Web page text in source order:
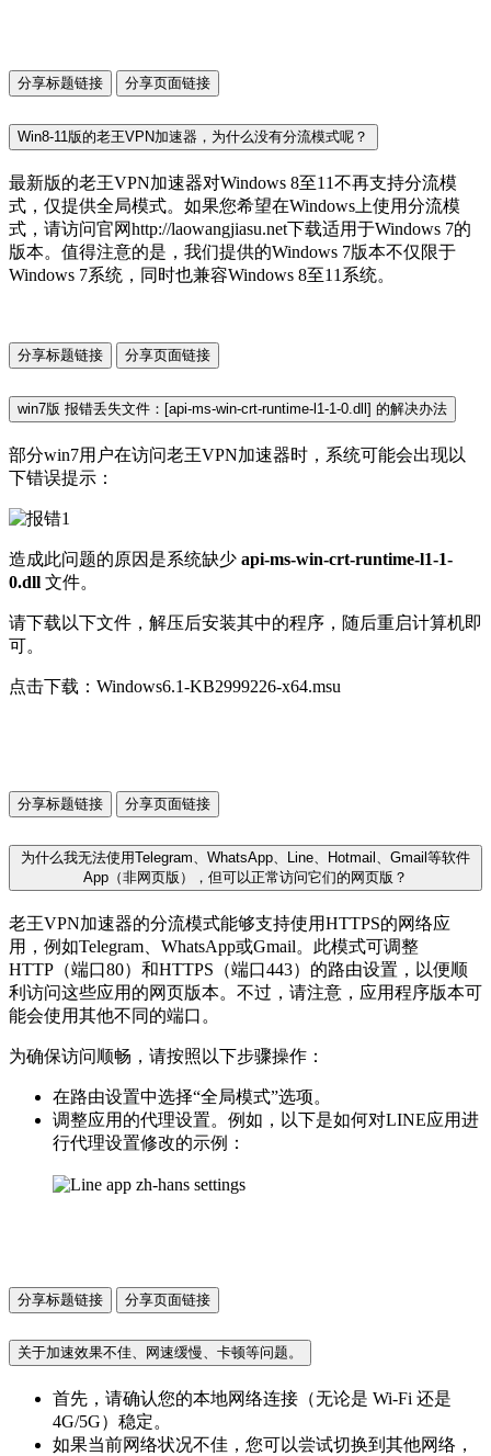
分享标题链接 分享页面链接
Win8-11版的老王VPN加速器，为什么没有分流模式呢？
最新版的老王VPN加速器对Windows 8至11不再支持分流模
式，仅提供全局模式。如果您希望在Windows上使用分流模
式，请访问官网http://laowangjiasu.net下载适用于Windows 7的
版本。值得注意的是，我们提供的Windows 7版本不仅限于
Windows 7系统，同时也兼容Windows 8至11系统。
分享标题链接 分享页面链接
win7版 报错丢失文件：[api-ms-win-crt-runtime-l1-1-0.dll] 的解决办法
部分win7用户在访问老王VPN加速器时，系统可能会出现以
下错误提示：
造成此问题的原因是系统缺少 api-ms-win-crt-runtime-l1-1-
0.dll 文件。
请下载以下文件，解压后安装其中的程序，随后重启计算机即
可。
点击下载：Windows6.1-KB2999226-x64.msu
分享标题链接 分享页面链接
为什么我无法使用Telegram、WhatsApp、Line、Hotmail、Gmail等软件
App（非网页版），但可以正常访问它们的网页版？
老王VPN加速器的分流模式能够支持使用HTTPS的网络应
用，例如Telegram、WhatsApp或Gmail。此模式可调整
HTTP（端口80）和HTTPS（端口443）的路由设置，以便顺
利访问这些应用的网页版本。不过，请注意，应用程序版本可
能会使用其他不同的端口。
为确保访问顺畅，请按照以下步骤操作：
在路由设置中选择“全局模式”选项。
调整应用的代理设置。例如，以下是如何对LINE应用进
行代理设置修改的示例：
分享标题链接 分享页面链接
关于加速效果不佳、网速缓慢、卡顿等问题。
首先，请确认您的本地网络连接（无论是 Wi-Fi 还是
4G/5G）稳定。
如果当前网络状况不佳，您可以尝试切换到其他网络，